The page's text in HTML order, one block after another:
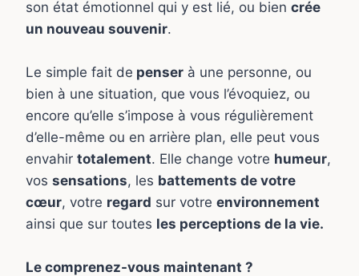
son état émotionnel qui y est lié, ou bien crée
un nouveau souvenir.
Le simple fait de penser à une personne, ou
bien à une situation, que vous l’évoquiez, ou
encore qu’elle s’impose à vous régulièrement
d’elle-même ou en arrière plan, elle peut vous
envahir totalement. Elle change votre humeur,
vos sensations, les battements de votre
cœur, votre regard sur votre environnement
ainsi que sur toutes les perceptions de la vie.
Le comprenez-vous maintenant ?